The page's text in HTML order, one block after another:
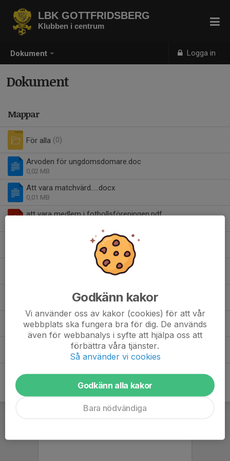
Dokument Logga in
LBK GOTTFRIDSBERG
Klubben i centrum
Dokument
Mappar
För alla (0)
Arvoden för ungdomsdomare.doc
0,02 MB
Att vara matchvärd.....docx
0,01 MB
att vara medlem i fotbollsföreningen.pdf
LBK - Spelidé och träningsidé-4.pptx
LBK Gottfridsberg P platser Lingvallen.docx
Medlemsansökan (1).xlsx
0,07 MB
policyungdom.pdf
Godkänn kakor
Vi använder oss av kakor (cookies) för att vår
webbplats ska fungera bra för dig. De används
även för webbanalys i syfte att hjälpa oss att
förbättra våra tjänster.
Så använder vi cookies
Godkänn alla kakor
Bara nödvändiga